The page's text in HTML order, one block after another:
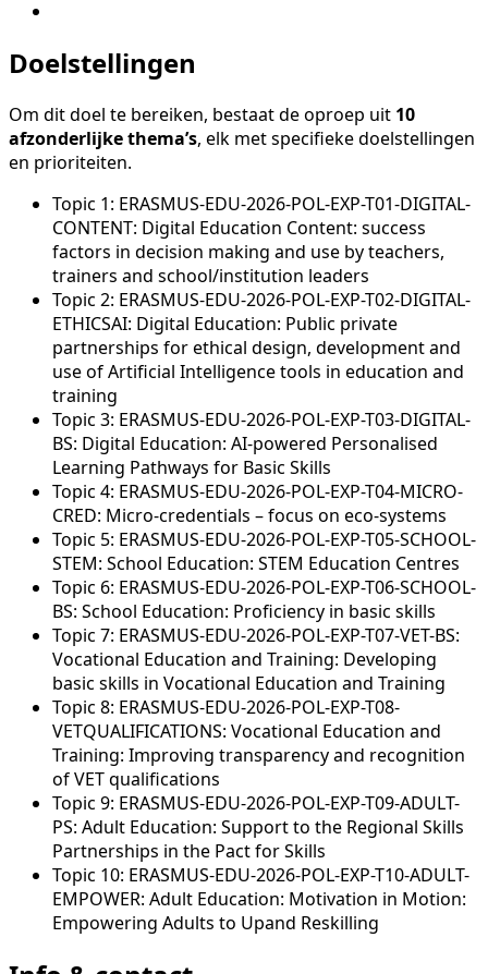
Doelstellingen
Om dit doel te bereiken, bestaat de oproep uit 10
afzonderlijke thema’s, elk met specifieke doelstellingen
en prioriteiten.
Topic 1: ERASMUS-EDU-2026-POL-EXP-T01-DIGITAL-
CONTENT: Digital Education Content: success
factors in decision making and use by teachers,
trainers and school/institution leaders
Topic 2: ERASMUS-EDU-2026-POL-EXP-T02-DIGITAL-
ETHICSAI: Digital Education: Public private
partnerships for ethical design, development and
use of Artificial Intelligence tools in education and
training
Topic 3: ERASMUS-EDU-2026-POL-EXP-T03-DIGITAL-
BS: Digital Education: AI-powered Personalised
Learning Pathways for Basic Skills
Topic 4: ERASMUS-EDU-2026-POL-EXP-T04-MICRO-
CRED: Micro-credentials – focus on eco-systems
Topic 5: ERASMUS-EDU-2026-POL-EXP-T05-SCHOOL-
STEM: School Education: STEM Education Centres
Topic 6: ERASMUS-EDU-2026-POL-EXP-T06-SCHOOL-
BS: School Education: Proficiency in basic skills
Topic 7: ERASMUS-EDU-2026-POL-EXP-T07-VET-BS:
Vocational Education and Training: Developing
basic skills in Vocational Education and Training
Topic 8: ERASMUS-EDU-2026-POL-EXP-T08-
VETQUALIFICATIONS: Vocational Education and
Training: Improving transparency and recognition
of VET qualifications
Topic 9: ERASMUS-EDU-2026-POL-EXP-T09-ADULT-
PS: Adult Education: Support to the Regional Skills
Partnerships in the Pact for Skills
Topic 10: ERASMUS-EDU-2026-POL-EXP-T10-ADULT-
EMPOWER: Adult Education: Motivation in Motion:
Empowering Adults to Upand Reskilling